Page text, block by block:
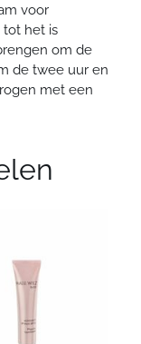
voor
tot het is
om de
de twee uur en
met een